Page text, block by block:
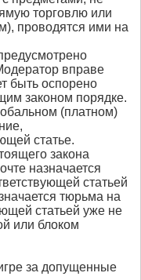
торговлю или
проводятся ими на
вправе
быть оспорено
законом порядке.
(платном)
статье.
закона
назначается
статьей
тюрьма на
статьей уже не
или блоком
за допущенные